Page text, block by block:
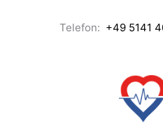
InhaltTelefon: +49 5141